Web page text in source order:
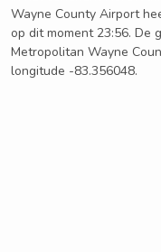
Wayne County Airport
op dit moment 23:56. De
Metropolitan Wayne
longitude -83.356048.